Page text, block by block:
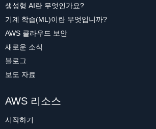
생성형 AI란 무엇인가요?
기계 학습(ML)이란 무엇입니까?
AWS 클라우드 보안
새로운 소식
블로그
보도 자료
AWS 리소스
시작하기